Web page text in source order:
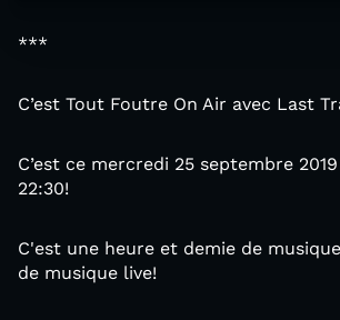
***
C’est Tout Foutre On Air avec Last
C’est ce mercredi 25 septembre
22:30!
C'est une heure et demie de
de musique live!